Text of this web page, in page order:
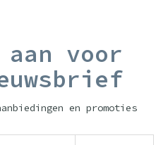
voor
en promoties